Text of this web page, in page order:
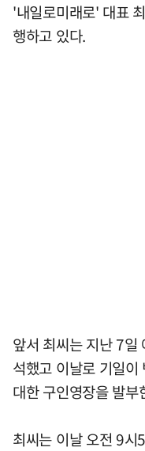
'내일로미래로' 대표
행하고 있다.
앞서 최씨는 지난 7일
석했고 이날로 기일
대한 구인영장을 발
최씨는 이날 오전 9시